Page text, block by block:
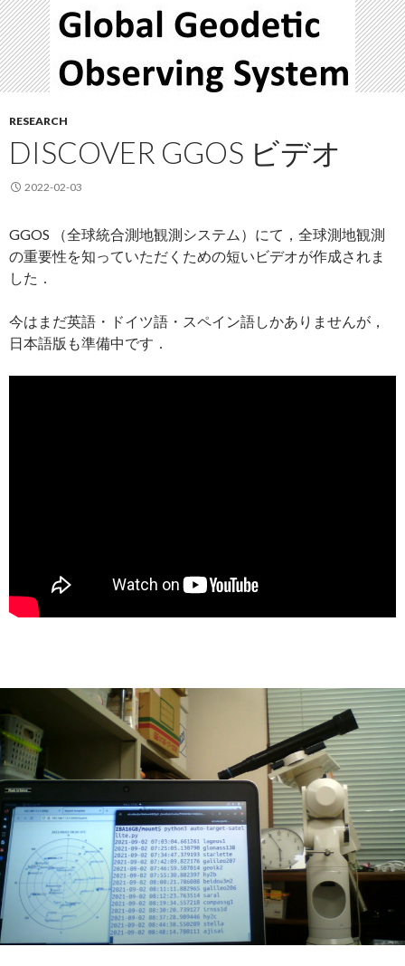
RESEARCH
DISCOVER GGOS ビデオ
2022-02-03
GGOS （全球統合測地観測システム）にて，全球測地観測
の重要性を知っていただくための短いビデオが作成されま
した．
今はまだ英語・ドイツ語・スペイン語しかありませんが，
日本語版も準備中です．